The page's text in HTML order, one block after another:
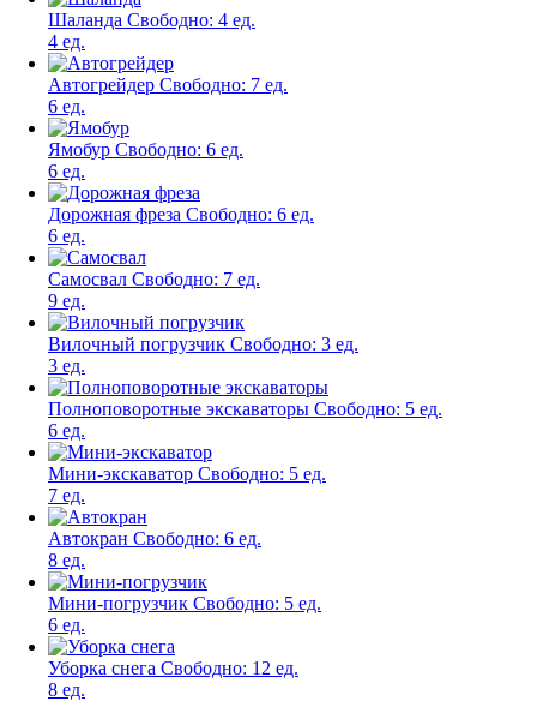
Шаланда Свободно: 4 ед.
4 ед.
Автогрейдер Свободно: 7 ед.
6 ед.
Ямобур Свободно: 6 ед.
6 ед.
Дорожная фреза Свободно: 6 ед.
6 ед.
Самосвал Свободно: 7 ед.
9 ед.
Вилочный погрузчик Свободно: 3 ед.
3 ед.
Полноповоротные экскаваторы Свободно: 5 ед.
6 ед.
Мини-экскаватор Свободно: 5 ед.
7 ед.
Автокран Свободно: 6 ед.
8 ед.
Мини-погрузчик Свободно: 5 ед.
6 ед.
Уборка снега Свободно: 12 ед.
8 ед.